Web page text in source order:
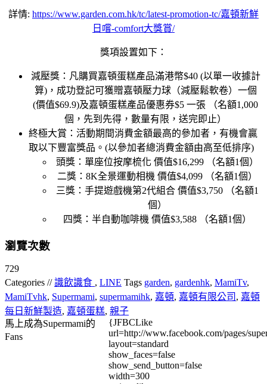
詳情: https://www.garden.com.hk/tc/latest-promotion-tc/嘉頓新鮮
日嚐-comfort大獎賞/
獎項設置如下：
減壓獎：凡購買嘉頓蛋糕產品滿港幣$40 (以單一收據計
算)，成功登記可獲贈嘉頓壓力球（減壓鬆軟卷）一個
(價值$69.9)及嘉頓蛋糕產品優惠券$5 一張 （名額1,000
個，先到先得，數量有限，送完即止）
終極大賞：活動期間消費金額最高的參加者，有機會贏
取以下豐富獎品。 (以參加者總消費金額由高至低排序)
頭獎：單座位按摩梳化 價值$16,299 （名額1個）
二獎： 8K全景運動相機 價值$4,099 （名額1個）
三獎：手提遊戲機第2代組合 價值$3,750 （名額1
個）
四獎：半自動咖啡機 價值$3,588 （名額1個）
瀏覽次數
729
Categories //識飲識食 , LINE Tags garden, gardenhk, MamiTv,
MamiTvhk, Supermami, supermamihk, 嘉頓, 嘉頓有限公司 , 嘉頓
每日新鮮製造, 嘉頓蛋糕, 親子
馬上成為Supermami的
Fans
{JFBCLike
url=http://www.facebook.com/pages/
layout=standard
show_faces=false
show_send_button=false
width=300